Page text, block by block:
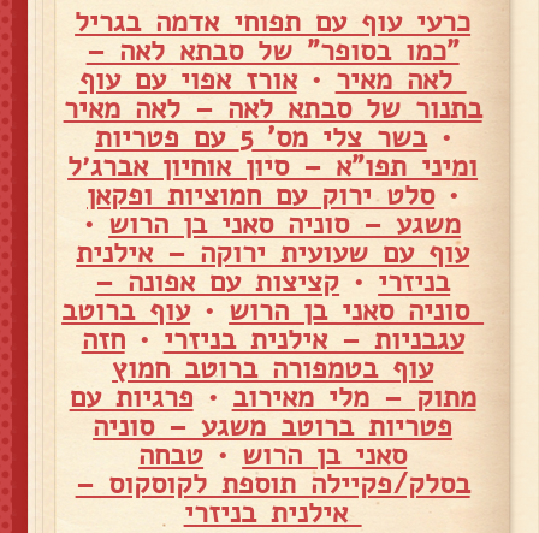
כרעי עוף עם תפוחי אדמה בגריל
"כמו בסופר" של סבתא לאה –
לאה מאיר •אורז אפוי עם עוף
בתנור של סבתא לאה – לאה מאיר
• בשר צלי מס' 5 עם פטריות
ומיני תפו"א – סיון אוחיון אברג׳ל
•סלט ירוק עם חמוציות ופקאן
משגע – סוניה סאני בן הרוש •
עוף עם שעועית ירוקה – אילנית
בניזרי • קציצות עם אפונה –
סוניה סאני בן הרוש •עוף ברוטב
עגבניות – אילנית בניזרי •חזה
עוף בטמפורה ברוטב חמוץ
מתוק – מלי מאירוב • פרגיות עם
פטריות ברוטב משגע – סוניה
סאני בן הרוש • טבחה
בסלק/פקיילה תוספת לקוסקוס –
אילנית בניזרי